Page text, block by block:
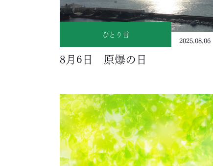
ひとり言
2025.08.06
8月6日 原爆の日